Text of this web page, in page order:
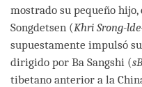
mostrado su pequeño
Songdetsen (Khri Srong-
supuestamente impulsó
dirigido por Ba Sangshi (
tibetano anterior a la